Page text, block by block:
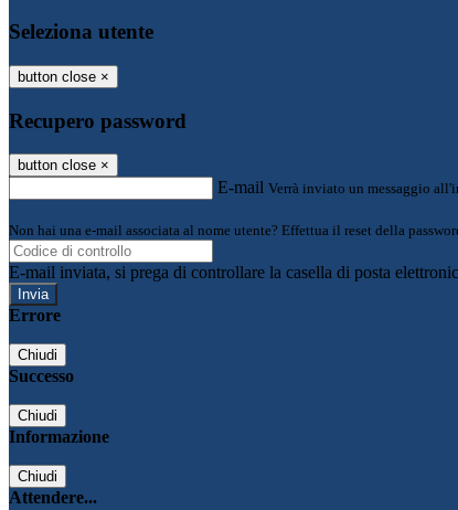
Seleziona utente
button close ×
Recupero password
button close ×
E-mail Verrà inviato un messaggio
Non hai una e-mail associata al nome utente? Effettua il reset della
E-mail inviata, si prega di controllare la casella di posta
Errore
Chiudi
Successo
Chiudi
Informazione
Chiudi
Attendere...